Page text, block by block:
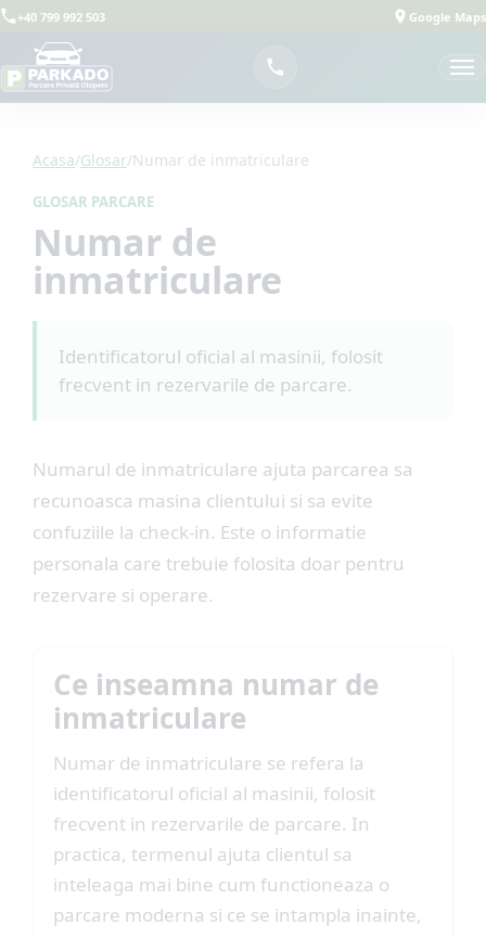
+40 799 992 503 Google Maps
Acasa/Glosar/Numar de inmatriculare
GLOSAR PARCARE
Numar de
inmatriculare
Identificatorul oficial al masinii, folosit
frecvent in rezervarile de parcare.
Numarul de inmatriculare ajuta parcarea sa
recunoasca masina clientului si sa evite
confuziile la check-in. Este o informatie
personala care trebuie folosita doar pentru
rezervare si operare.
Ce inseamna numar de
inmatriculare
Numar de inmatriculare se refera la
identificatorul oficial al masinii, folosit
frecvent in rezervarile de parcare. In
practica, termenul ajuta clientul sa
inteleaga mai bine cum functioneaza o
parcare moderna si ce se intampla inainte,